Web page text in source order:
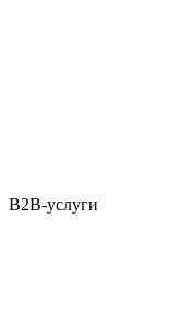
B2B-услуги